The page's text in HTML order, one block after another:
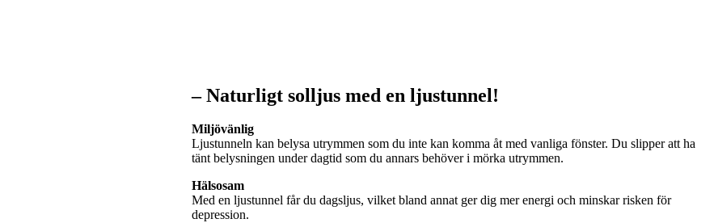
– Naturligt solljus med en ljustunnel!
Miljövänlig
Ljustunneln kan belysa utrymmen som du inte kan komma åt med vanliga fönster. Du slipper att ha
tänt belysningen under dagtid som du annars behöver i mörka utrymmen.
Hälsosam
Med en ljustunnel får du dagsljus, vilket bland annat ger dig mer energi och minskar risken för
depression.